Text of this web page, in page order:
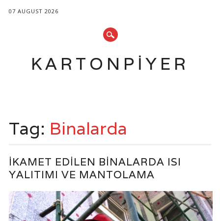
07 AUGUST 2026
KARTONPIYER
content
Tag: Binalarda
İKAMET EDILEN BINALARDA ISI
YALITIMI VE MANTOLAMA